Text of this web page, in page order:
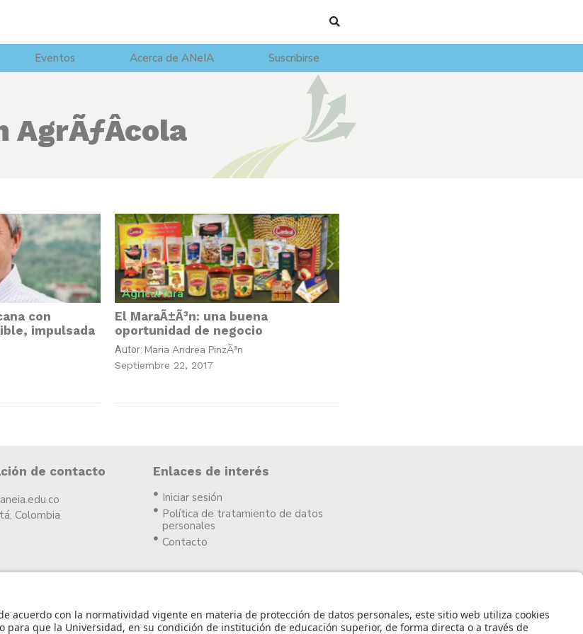
Eventos Acerca de ANeIA Suscribirse
AgrÃƒÂ­cola
con
impulsada
Agricultura
El MaraÃ±Ã³n: una buena
oportunidad de negocio
Autor: Maria Andrea PinzÃ³n
Septiembre 22, 2017
de contacto
Colombia
Enlaces de interés
Iniciar sesión
Política de tratamiento de datos
personales
Contacto